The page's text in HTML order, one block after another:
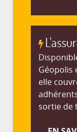
Géopolis
elle
sortie de